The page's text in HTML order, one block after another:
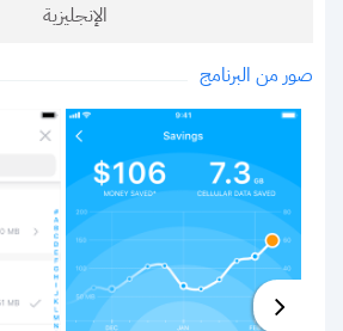
الإنجليزية
صور من البرنامج